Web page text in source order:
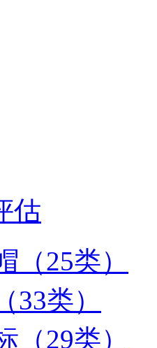
估
（25类）
33类）
（29类）